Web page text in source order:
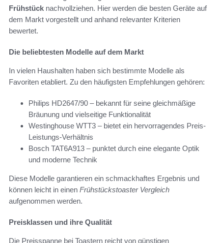
Frühstück nachvollziehen. Hier werden die besten Geräte auf
dem Markt vorgestellt und anhand relevanter Kriterien
bewertet.
Die beliebtesten Modelle auf dem Markt
In vielen Haushalten haben sich bestimmte Modelle als
Favoriten etabliert. Zu den häufigsten Empfehlungen gehören:
Philips HD2647/90 – bekannt für seine gleichmäßige
Bräunung und vielseitige Funktionalität
Westinghouse WTT3 – bietet ein hervorragendes Preis-
Leistungs-Verhältnis
Bosch TAT6A913 – punktet durch eine elegante Optik
und moderne Technik
Diese Modelle garantieren ein schmackhaftes Ergebnis und
können leicht in einen Frühstückstoaster Vergleich
aufgenommen werden.
Preisklassen und ihre Qualität
Die Preisspanne bei Toastern reicht von günstigen